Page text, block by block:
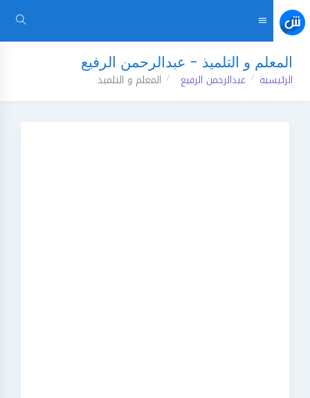
المعلم و التلميذ - عبدالرحمن الرفيع
الرئيسية عبدالرحمن الرفيع المعلم و التلميذ